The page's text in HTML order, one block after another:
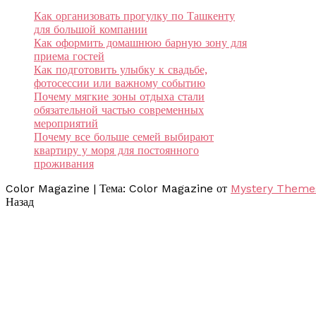
Как организовать прогулку по Ташкенту
для большой компании
Как оформить домашнюю барную зону для
приема гостей
Как подготовить улыбку к свадьбе,
фотосессии или важному событию
Почему мягкие зоны отдыха стали
обязательной частью современных
мероприятий
Почему все больше семей выбирают
квартиру у моря для постоянного
проживания
Color Magazine | Тема: Color Magazine от Mystery
Назад